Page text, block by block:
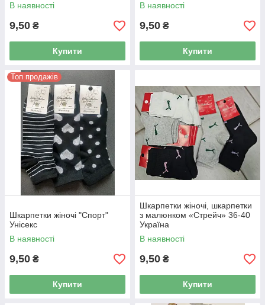
В наявності
9,50 ₴
Купити
В наявності
9,50 ₴
Купити
Топ продажів
Шкарпетки жіночі "Спорт"
Унісекс
В наявності
9,50 ₴
Купити
Шкарпетки жіночі, шкарпетки
з малюнком «Стрейч» 36-40
Україна
В наявності
9,50 ₴
Купити